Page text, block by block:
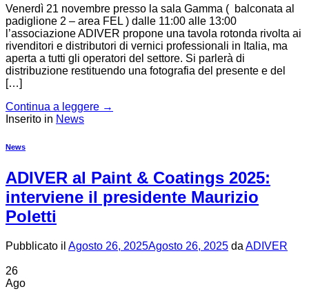
Venerdì 21 novembre presso la sala Gamma ( balconata al
padiglione 2 – area FEL ) dalle 11:00 alle 13:00
l’associazione ADIVER propone una tavola rotonda rivolta ai
rivenditori e distributori di vernici professionali in Italia, ma
aperta a tutti gli operatori del settore. Si parlerà di
distribuzione restituendo una fotografia del presente e del
[…]
Continua a leggere →
Inserito in News
News
ADIVER al Paint & Coatings 2025:
interviene il presidente Maurizio
Poletti
Pubblicato il Agosto 26, 2025Agosto 26, 2025 da ADIVER
26
Ago